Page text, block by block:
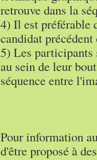
retrouve dans la
4) Il est préférable
candidat
5) Les participants
au sein de leur
séquence entre
Pour information
d'être proposé à